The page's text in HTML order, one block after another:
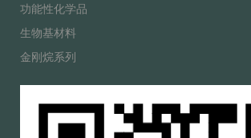
功能性化学品
生物基材料
金刚烷系列